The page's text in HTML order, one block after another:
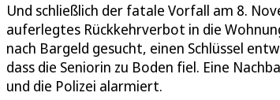
Und schließlich der fatale Vorfall am 8.
auferlegtes Rückkehrverbot in die
nach Bargeld gesucht, einen Schlüssel
dass die Seniorin zu Boden fiel. Eine
und die Polizei alarmiert.